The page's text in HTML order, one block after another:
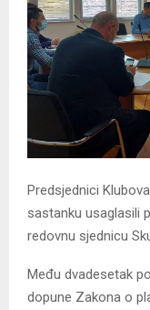
Predsjednici
sastanku usaglasili
redovnu sjednicu
Među dvadesetak
dopune Zakona o